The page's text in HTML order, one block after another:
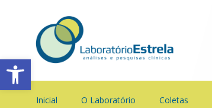
Barra de Ferramentas Aberta
Inicial O Laboratório Coletas